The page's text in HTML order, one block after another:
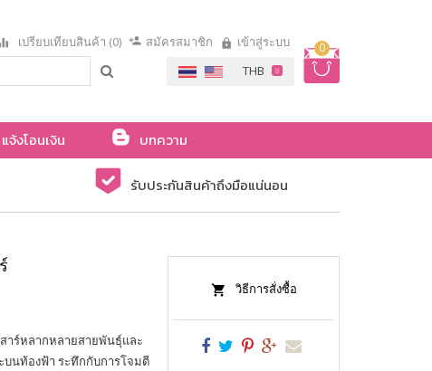
0
เปรียบเทียบสินค้า (0) สมัครสมาชิก เข้าสู่ระบบ
แจ้งโอนเงิน
บทความ
รับประกันสินค้าถึงมือแน่นอน
าร์หลากหลายสายพันธุ์และ
นท้องฟ้า ระทึกกับการโจมตี
วิธีการสั่งซื้อ